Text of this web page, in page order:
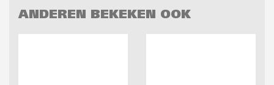
ANDEREN BEKEKEN OOK